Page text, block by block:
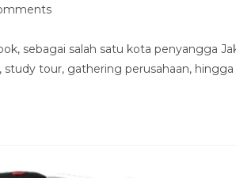
sebagai salah satu kota penyangga
study tour, gathering perusahaan,